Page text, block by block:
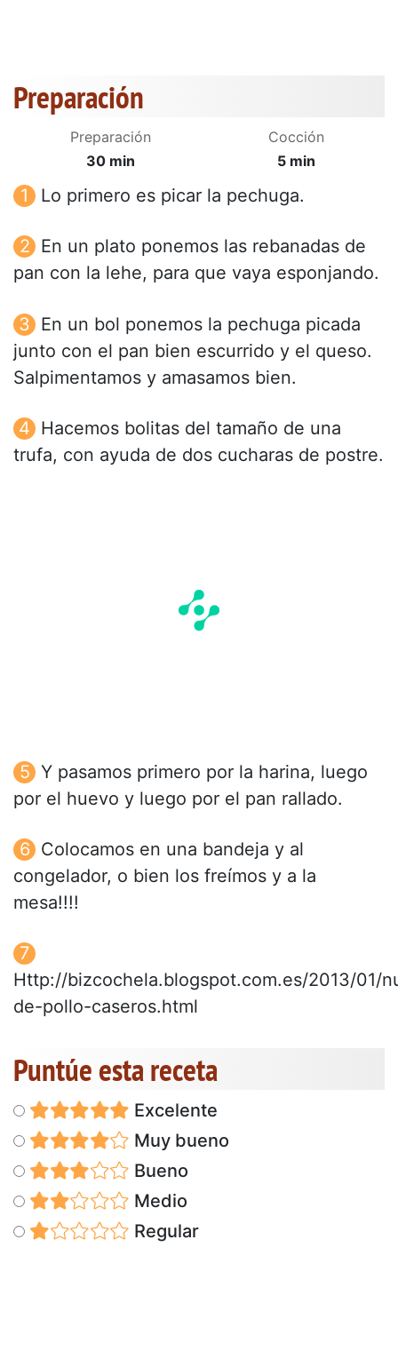
Preparación
Preparación
30 min
Cocción
5 min
Lo primero es picar la pechuga.
En un plato ponemos las rebanadas de
pan con la lehe, para que vaya esponjando.
En un bol ponemos la pechuga picada
junto con el pan bien escurrido y el queso.
Salpimentamos y amasamos bien.
Hacemos bolitas del tamaño de una
trufa, con ayuda de dos cucharas de postre.
Y pasamos primero por la harina, luego
por el huevo y luego por el pan rallado.
Colocamos en una bandeja y al
congelador, o bien los freímos y a la
mesa!!!!
Http://bizcochela.blogspot.com.es/2013/01/
de-pollo-caseros.html
Puntúe esta receta
Excelente
Muy bueno
Bueno
Medio
Regular